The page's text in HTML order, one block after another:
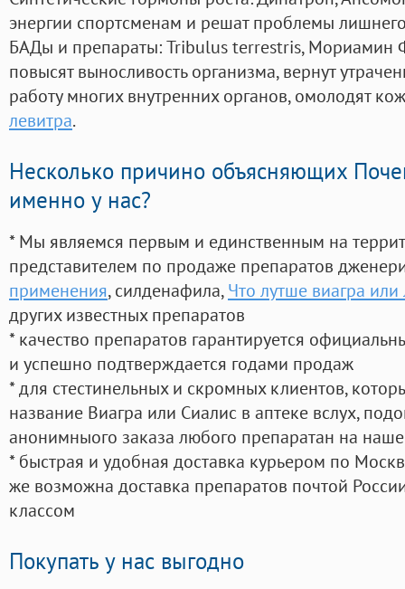
энергии спортсменам и решат проблемы
БАДы и препараты:Tribulus terrestris, Мориамин
повысят выносливость организма, вернут
работу многих внутренних органов, омолодят
левитра.
Несколько причино объясняющих
именно у нас?
* Мы являемся первым и единственным на
представителем по продаже препаратов
применения, силденафила, Что лутше виагра или
других известных препаратов
* качество препаратов гарантируется
и успешно подтверждается годами продаж
* для стестинельных и скромных клиентов,
название Виагра или Сиалис в аптеке вслух,
анонимныого заказа любого препаратан на
* быстрая и удобная доставка курьером по
же возможна доставка препаратов почтой
классом
Покупать у нас выгодно